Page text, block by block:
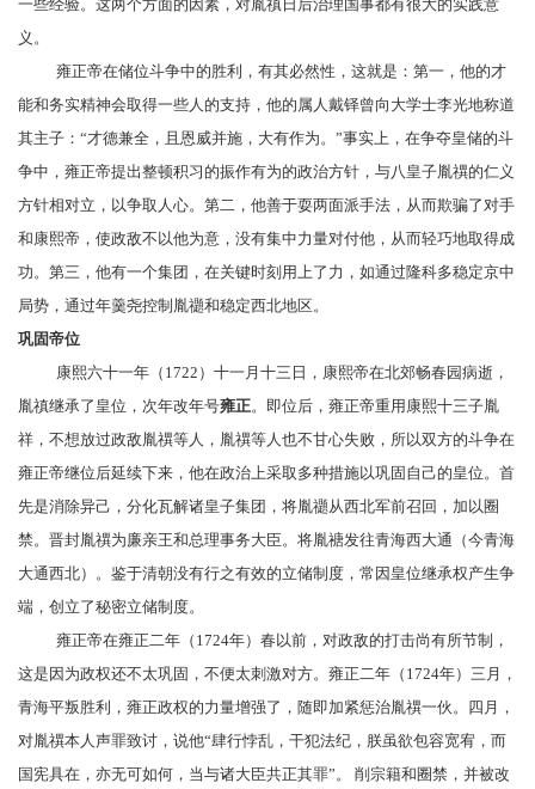
一些经验。这两个方面的因素，对胤禛日后治理国事都有很大的实践意
义。
雍正帝在储位斗争中的胜利，有其必然性，这就是：第一，他的才
能和务实精神会取得一些人的支持，他的属人 戴铎曾向大学士李光地称道
其主子：“才德兼全，且恩威并施，大有作为。”事实上，在争夺皇储的斗
争中，雍正帝提出整顿积习的振作有为的政治方针，与八皇子胤禩的仁义
方针相对立，以争取人心。第二，他善于耍两面派手法，从而欺骗了对手
和康熙帝 ，使政敌不以他为意，没有集中力量对付他，从而轻巧地取得成
功。第三，他有一个集团，在关键时刻用上了力，如通过隆科多稳定京中
局势，通过年羹尧控制胤禵和稳定西北地区。
巩固帝位
康熙六十一年（1722）十一月十三日，康熙帝在北郊畅春园病逝，
胤禛继承了皇位，次年改年号雍正。即位后，雍正帝重用康熙十三子胤
祥 ，不想放过政敌胤禩等人，胤禩等人也不甘心失败，所以双方的斗争在
雍正帝继位后延续下来，他在政治上采取多种措施以巩固自己的皇位。首
先是消除异己，分化瓦解诸皇子集团，将胤禵 从西北军前召回，加以圈
禁。晋封胤禩为廉亲王和总理事务大臣。将胤禟发往青海西大通（今青海
大通西北）。鉴于清朝没有行之有效的立储制度，常因皇位继承权产生争
端，创立了秘密立储制度。
雍正帝在雍正二年（1724年）春以前，对政敌的打击尚有所节制，
这是因为政权还不太巩固，不便太刺激对方。雍正二年（1724年）三月，
青海平叛胜利，雍正政权的力量增强了，随即加紧惩治胤禩一伙。四月，
对胤禩本人声罪致讨，说他“肆行悖乱，干犯法纪，朕虽欲包容宽宥，而
国宪具在，亦无可如何，当与诸大臣共正其罪”。 削 宗籍和圈禁，并被改